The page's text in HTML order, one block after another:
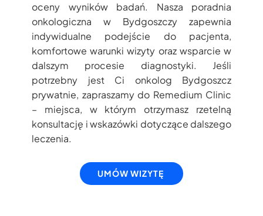
oceny wyników badań. Nasza poradnia
onkologiczna w Bydgoszczy zapewnia
indywidualne podejście do pacjenta,
komfortowe warunki wizyty oraz wsparcie w
dalszym procesie diagnostyki. Jeśli
potrzebny jest Ci onkolog Bydgoszcz
prywatnie, zapraszamy do Remedium Clinic
– miejsca, w którym otrzymasz rzetelną
konsultację i wskazówki dotyczące dalszego
leczenia.
UMÓW WIZYTĘ